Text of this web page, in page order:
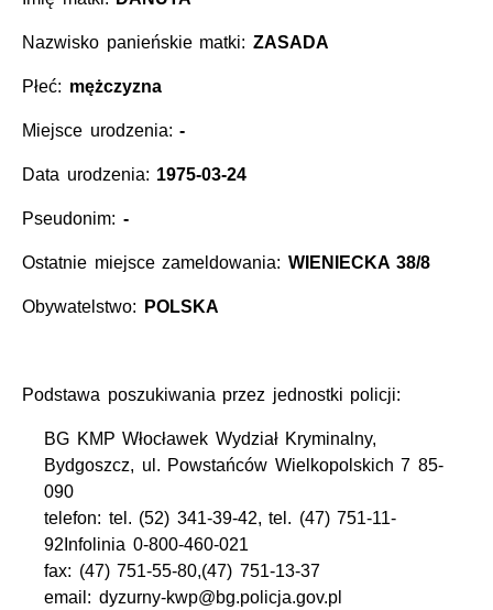
Nazwisko panieńskie matki: ZASADA
Płeć: mężczyzna
Miejsce urodzenia:-
Data urodzenia: 1975-03-24
Pseudonim: -
Ostatnie miejsce zameldowania: WIENIECKA 38/8
Obywatelstwo: POLSKA
Podstawa poszukiwania przez jednostki policji:
BG KMP Włocławek Wydział Kryminalny,
Bydgoszcz, ul. Powstańców Wielkopolskich 7 85-
090
telefon: tel. (52) 341-39-42, tel. (47) 751-11-
92Infolinia 0-800-460-021
fax: (47) 751-55-80,(47) 751-13-37
email: dyzurny-kwp@bg.policja.gov.pl